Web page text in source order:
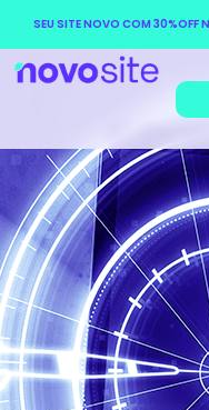
SEU SITE NOVO COM 30%OFF